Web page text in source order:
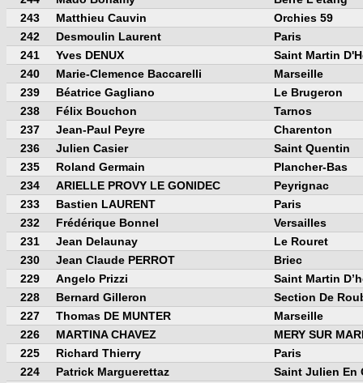
243
Matthieu Cauvin
Orchies 59
242
Desmoulin Laurent
Paris
241
Yves DENUX
Saint Martin
240
Marie-Clemence Baccarelli
Marseille
239
Béatrice Gagliano
Le Brugeron
238
Félix Bouchon
Tarnos
237
Jean-Paul Peyre
Charenton
236
Julien Casier
Saint Quentin
235
Roland Germain
Plancher-Bas
234
ARIELLE PROVY LE GONIDEC
Peyrignac
233
Bastien LAURENT
Paris
232
Frédérique Bonnel
Versailles
231
Jean Delaunay
Le Rouret
230
Jean Claude PERROT
Briec
229
Angelo Prizzi
Saint Martin
228
Bernard Gilleron
Section De
227
Thomas DE MUNTER
Marseille
226
MARTINA CHAVEZ
MERY SUR
225
Richard Thierry
Paris
224
Patrick Marguerettaz
Saint Julien En